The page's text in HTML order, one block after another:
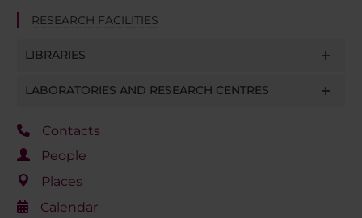
RESEARCH FACILITIES
LIBRARIES
LABORATORIES AND RESEARCH CENTRES
Contacts
People
Places
Calendar